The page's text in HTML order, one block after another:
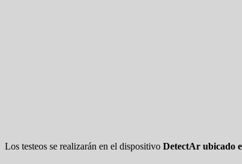
Los testeos se realizarán en el dispositivo DetectAr ubicado